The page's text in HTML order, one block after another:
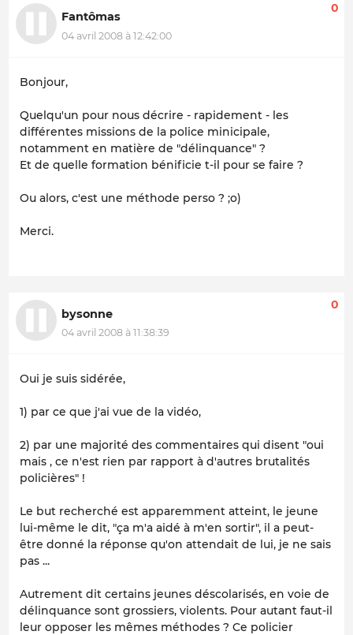
Fantômas
04 avril 2008 à 12:42:00
0
Bonjour,
Quelqu'un pour nous décrire - rapidement - les
différentes missions de la police minicipale,
notamment en matière de "délinquance" ?
Et de quelle formation bénificie t-il pour se faire ?
Ou alors, c'est une méthode perso ? ;o)
Merci.
bysonne
04 avril 2008 à 11:38:39
0
Oui je suis sidérée,
1) par ce que j'ai vue de la vidéo,
2) par une majorité des commentaires qui disent "oui
mais , ce n'est rien par rapport à d'autres brutalités
policières" !
Le but recherché est apparemment atteint, le jeune
lui-même le dit, "ça m'a aidé à m'en sortir", il a peut-
être donné la réponse qu'on attendait de lui, je ne sais
pas ...
Autrement dit certains jeunes déscolarisés, en voie de
délinquance sont grossiers, violents. Pour autant faut-il
leur opposer les mêmes méthodes ? Ce policier